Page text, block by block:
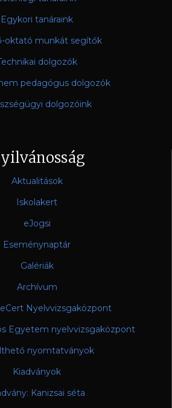
Egykori tanáraink
oktató munkát segítők
dolgozók
pedagógus dolgozók
dolgozóink
Aktualitások
Iskolakert
eJogsi
Eseménynaptár
Galériák
Archívum
Nyelvvizsgaközpont
Egyetem nyelvvizsgaközpont
nyomtatványok
Kiadványok
Kanizsai séta